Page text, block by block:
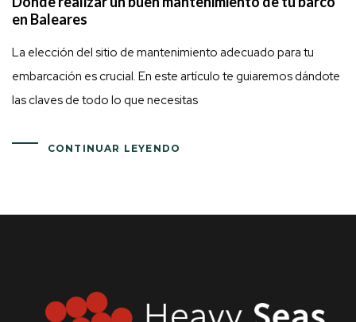
en Baleares
La elección del sitio de mantenimiento adecuado para tu
embarcación es crucial. En este artículo te guiaremos dándote
las claves de todo lo que necesitas
CONTINUAR LEYENDO